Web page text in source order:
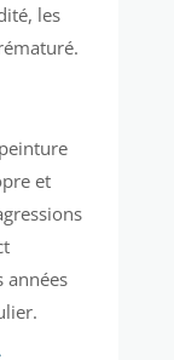
les
et
années